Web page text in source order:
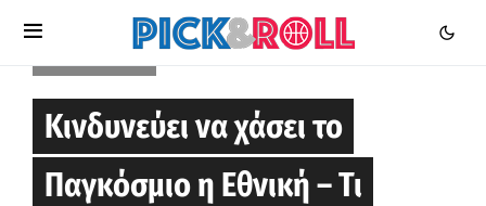
Κινδυνεύει να χάσει το
Παγκόσμιο η Εθνική – Τι